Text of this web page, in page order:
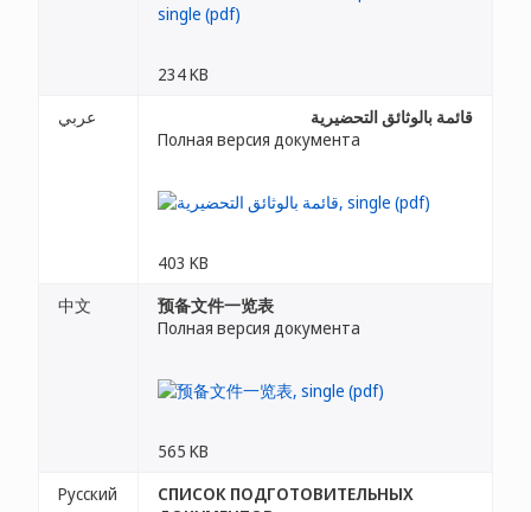
234 KB
عربي
قائمة بالوثائق التحضيرية
Полная версия документа
403 KB
中文
预备文件一览表
Полная версия документа
565 KB
Русский
СПИСОК ПОДГОТОВИТЕЛЬНЫХ